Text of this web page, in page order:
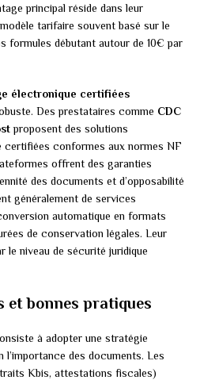
principal réside dans leur
tarifaire souvent basé sur le
formules débutant autour de 10€ par
électronique certifiées
Des prestataires comme CDC
proposent des solutions
certifiées conformes aux normes NF
offrent des garanties
des documents et d’opposabilité
généralement de services
automatique en formats
de conservation légales. Leur
le niveau de sécurité juridique
et bonnes pratiques
à adopter une stratégie
l’importance des documents. Les
Kbis, attestations fiscales)